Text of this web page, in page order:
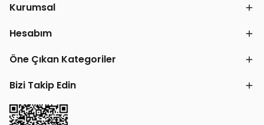
Kurumsal
Hesabım
Öne Çıkan Kategoriler
Bizi Takip Edin